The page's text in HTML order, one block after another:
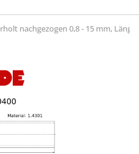
nachgezogen 0,8 - 15 mm, Länge